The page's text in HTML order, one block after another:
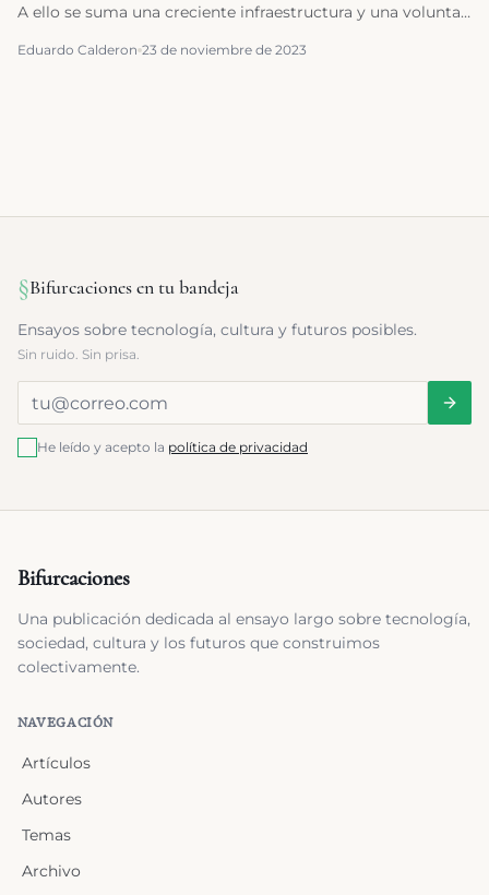
A ello se suma una creciente infraestructura y una voluntad
reducir la dependencia de combustibles fósiles.
Eduardo Calderon 23 de noviembre de 2023
§Bifurcaciones en tu bandeja
Ensayos sobre tecnología, cultura y futuros posibles.
Sin ruido. Sin prisa.
He leído y acepto la política de privacidad
Bifurcaciones
Una publicación dedicada al ensayo largo sobre tecnología,
sociedad, cultura y los futuros que construimos
colectivamente.
NAVEGACIÓN
Artículos
Autores
Temas
Archivo